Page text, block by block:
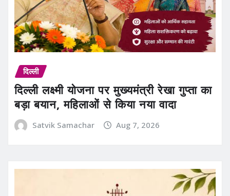
दिल्ली
दिल्ली लक्ष्मी योजना पर मुख्यमंत्री रेखा गुप्ता का
बड़ा बयान, महिलाओं से किया नया वादा
Satvik Samachar Aug 7, 2026